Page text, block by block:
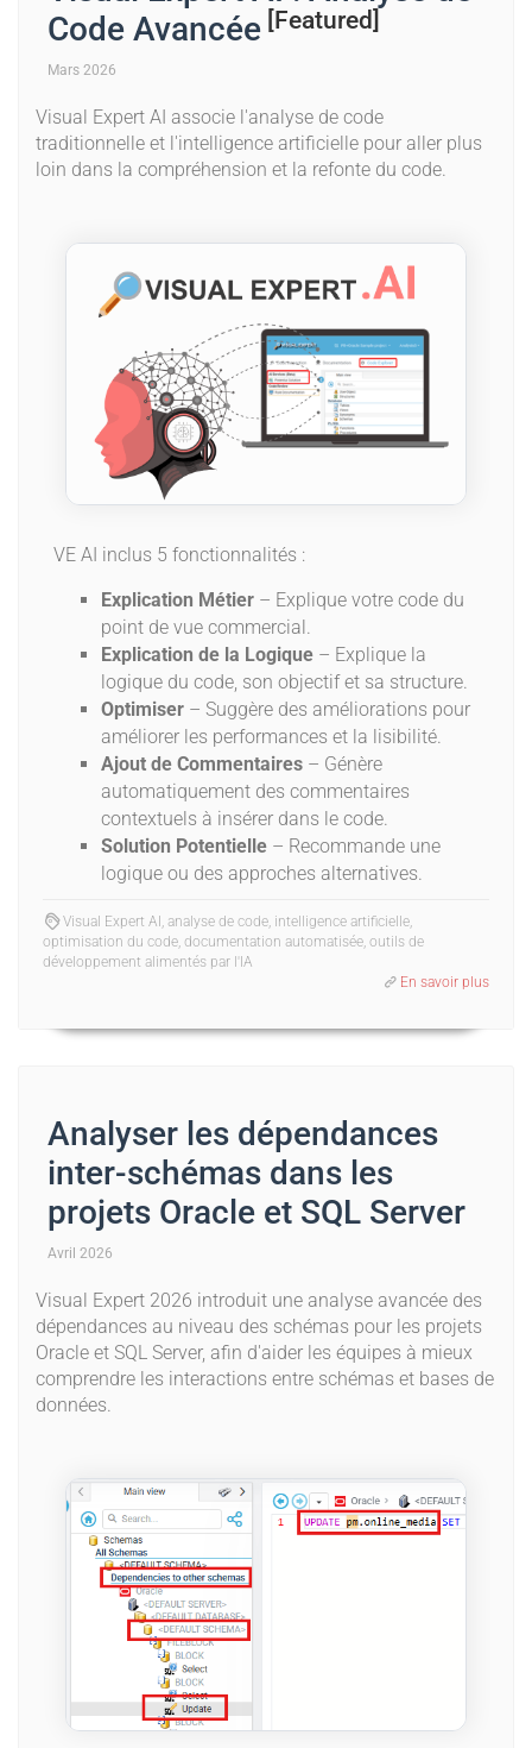
Code Avancée [Featured]
Mars 2026
Visual Expert AI associe l'analyse de code
traditionnelle et l'intelligence artificielle pour aller plus
loin dans la compréhension et la refonte du code.
VE AI inclus 5 fonctionnalités :
Explication Métier – Explique votre code du
point de vue commercial.
Explication de la Logique – Explique la
logique du code, son objectif et sa structure.
Optimiser – Suggère des améliorations pour
améliorer les performances et la lisibilité.
Ajout de Commentaires – Génère
automatiquement des commentaires
contextuels à insérer dans le code.
Solution Potentielle – Recommande une
logique ou des approches alternatives.
Visual Expert AI, analyse de code, intelligence artificielle,
optimisation du code, documentation automatisée, outils de
développement alimentés par l'IA
En savoir plus
Analyser les dépendances
inter-schémas dans les
projets Oracle et SQL Server
Avril 2026
Visual Expert 2026 introduit une analyse avancée des
dépendances au niveau des schémas pour les projets
Oracle et SQL Server, afin d'aider les équipes à mieux
comprendre les interactions entre schémas et bases de
données.